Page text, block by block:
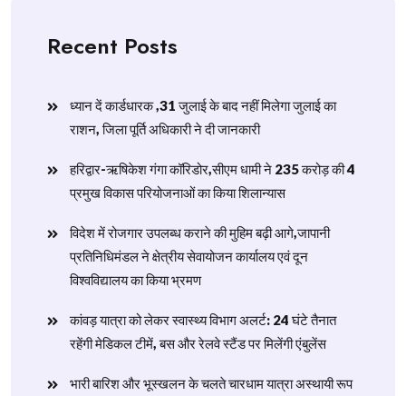
Recent Posts
ध्यान दें कार्डधारक ,31 जुलाई के बाद नहीं मिलेगा जुलाई का
राशन, जिला पूर्ति अधिकारी ने दी जानकारी
हरिद्वार-ऋषिकेश गंगा कॉरिडोर,सीएम धामी ने 235 करोड़ की 4
प्रमुख विकास परियोजनाओं का किया शिलान्यास
विदेश में रोजगार उपलब्ध कराने की मुहिम बढ़ी आगे,जापानी
प्रतिनिधिमंडल ने क्षेत्रीय सेवायोजन कार्यालय एवं दून
विश्वविद्यालय का किया भ्रमण
​कांवड़ यात्रा को लेकर स्वास्थ्य विभाग अलर्ट: 24 घंटे तैनात
रहेंगी मेडिकल टीमें, बस और रेलवे स्टैंड पर मिलेंगी एंबुलेंस
​भारी बारिश और भूस्खलन के चलते चारधाम यात्रा अस्थायी रूप